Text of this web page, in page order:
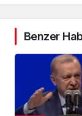
Benzer